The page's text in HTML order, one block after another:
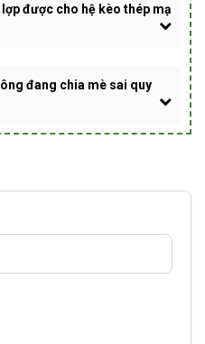
được cho hệ kèo thép mạ
đang chia mè sai quy